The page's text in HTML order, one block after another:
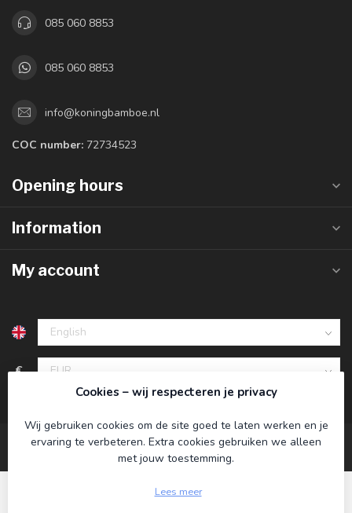
085 060 8853
085 060 8853
info@koningbamboe.nl
COC number: 72734523
Opening hours
Information
My account
€
Cookies – wij respecteren je privacy
Wij gebruiken cookies om de site goed te laten werken en je
ervaring te verbeteren. Extra cookies gebruiken we alleen
met jouw toestemming.
Lees meer